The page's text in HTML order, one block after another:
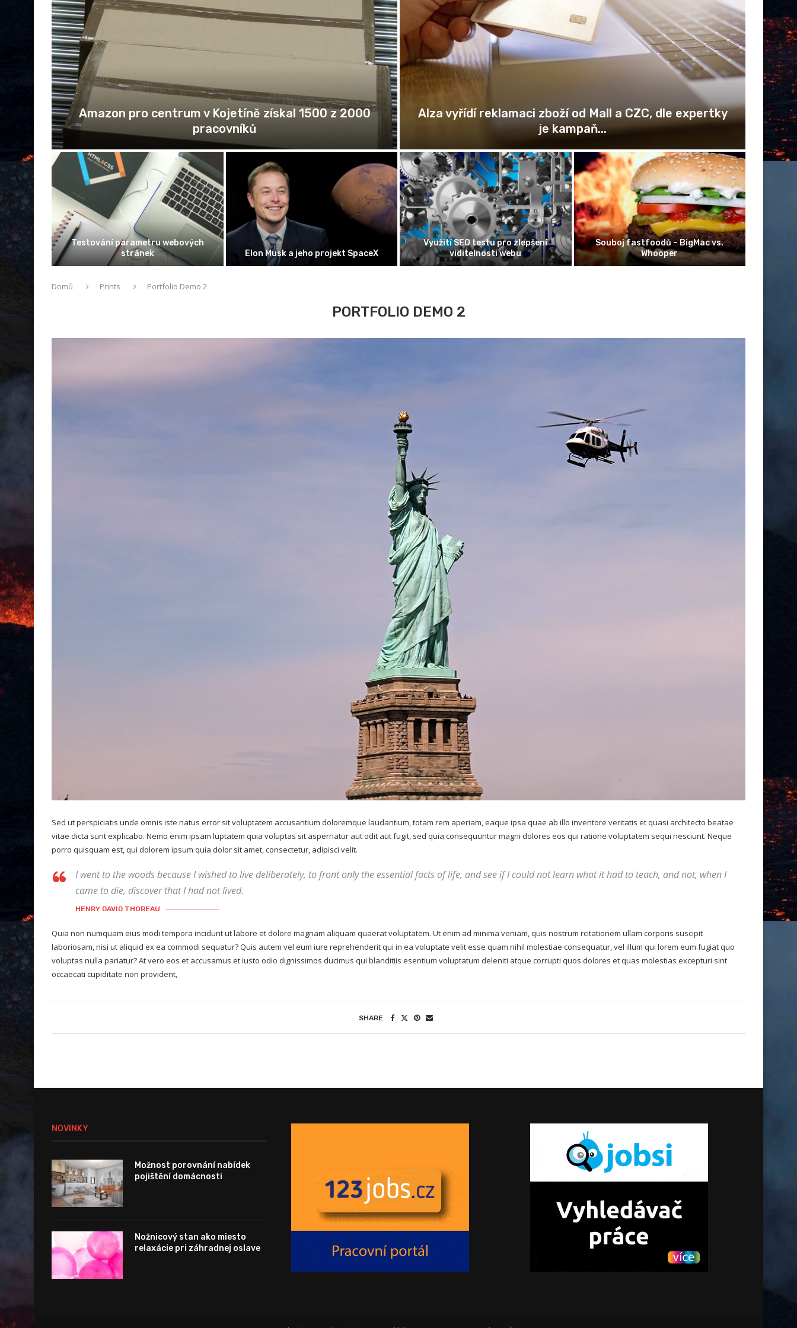
Amazon pro centrum v Kojetíně získal 1500 z 2000
pracovníků
Alza vyřídí reklamaci zboží od Mall a CZC, dle expertky
je kampaň...
Testování parametru webových
stránek
Elon Musk a jeho projekt SpaceX
Využití SEO testu pro zlepšení
viditelnosti webu
Souboj fastfoodů – BigMac vs.
Whooper
Domů Prints Portfolio Demo 2
PORTFOLIO DEMO 2
Sed ut perspiciatis unde omnis iste natus error sit voluptatem accusantium doloremque laudantium, totam rem aperiam, eaque ipsa quae ab illo inventore veritatis et quasi architecto beatae
vitae dicta sunt explicabo. Nemo enim ipsam luptatem quia voluptas sit aspernatur aut odit aut fugit, sed quia consequuntur magni dolores eos qui ratione voluptatem sequi nesciunt. Neque
porro quisquam est, qui dolorem ipsum quia dolor sit amet, consectetur, adipisci velit.
I went to the woods because I wished to live deliberately, to front only the essential facts of life, and see if I could not learn what it had to teach, and not, when I
came to die, discover that I had not lived.
HENRY DAVID THOREAU
Quia non numquam eius modi tempora incidunt ut labore et dolore magnam aliquam quaerat voluptatem. Ut enim ad minima veniam, quis nostrum rcitationem ullam corporis suscipit
laboriosam, nisi ut aliquid ex ea commodi sequatur? Quis autem vel eum iure reprehenderit qui in ea voluptate velit esse quam nihil molestiae consequatur, vel illum qui lorem eum fugiat quo
voluptas nulla pariatur? At vero eos et accusamus et iusto odio dignissimos ducimus qui blanditiis esentium voluptatum deleniti atque corrupti quos dolores et quas molestias excepturi sint
occaecati cupiditate non provident,
SHARE
NOVINKY
Možnost porovnání nabídek
pojištění domácnosti
Nožnicový stan ako miesto
relaxácie pri záhradnej oslave